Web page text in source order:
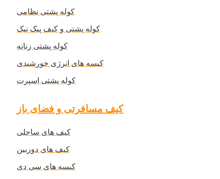
کوله پشتی نظامی
کوله پشتی و کیف پیک نیک
کوله پشتی زنانه
کیسه های انرژی خورشیدی
کوله پشتی اسپرت
کیف مسافرتی و فضای باز
کیف های ساحلی
کیف های دوربین
کیسه های سی دی